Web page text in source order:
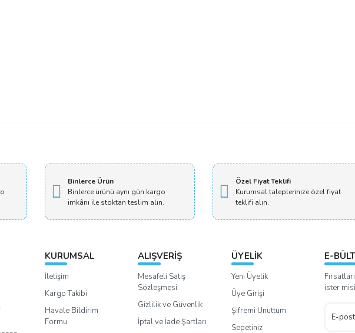
Binlerce Ürün
Binlerce ürünü aynı gün kargo
imkânı ile stoktan teslim alın.
Özel Fiyat Teklifi
Kurumsal taleplerinize özel fiyat
teklifi alın.
KURUMSAL
İletişim
Kargo Takibi
Havale Bildirim
Formu
ALIŞVERİŞ
Mesafeli Satış
Sözleşmesi
Gizlilik ve Güvenlik
İptal ve İade Şartları
ÜYELİK
Yeni Üyelik
Üye Girişi
Şifremi Unuttum
Sepetiniz
E-
ister